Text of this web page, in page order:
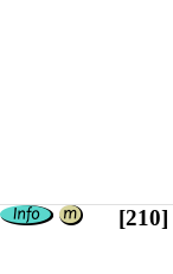
[210]